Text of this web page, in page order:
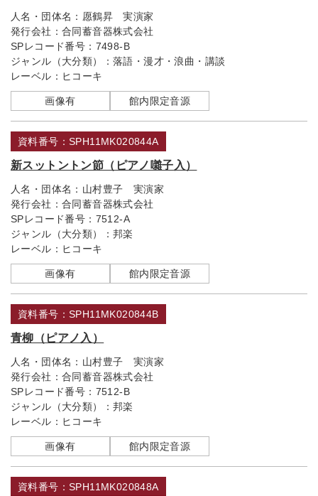
人名・団体名： 愿鶴昇 実演家
発行会社： 合同蓄音器株式会社
SPレコード番号： 7498-B
ジャンル（大分類）： 落語・漫才・浪曲・講談
レーベル： ヒコーキ
画像有 館内限定音源
資料番号：SPH11MK020844A
新スットントン節（ピアノ囃子入）
人名・団体名： 山村豊子 実演家
発行会社： 合同蓄音器株式会社
SPレコード番号： 7512-A
ジャンル（大分類）： 邦楽
レーベル： ヒコーキ
画像有 館内限定音源
資料番号：SPH11MK020844B
青柳（ピアノ入）
人名・団体名： 山村豊子 実演家
発行会社： 合同蓄音器株式会社
SPレコード番号： 7512-B
ジャンル（大分類）： 邦楽
レーベル： ヒコーキ
画像有 館内限定音源
資料番号：SPH11MK020848A